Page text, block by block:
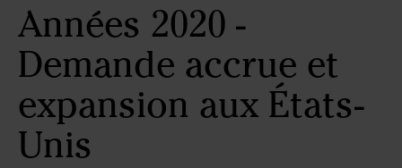
Années 2020 -
Demande accrue et
expansion aux États-
Unis